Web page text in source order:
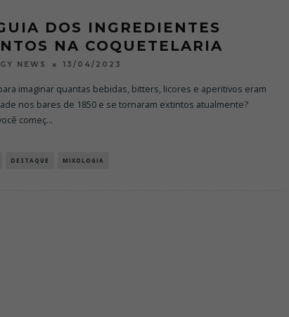
DOS INGREDIENTES
NA COQUETELARIA
NEWS 13/04/2023
imaginar quantas bebidas, bitters, licores e aperitivos eram
nos bares de 1850 e se tornaram extintos atualmente?
começ...
DESTAQUE MIXOLOGIA